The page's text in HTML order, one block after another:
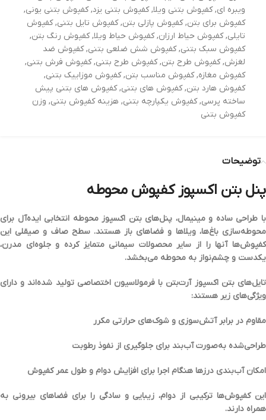
ویبره ای, کفپوش بتنی ویلا, کفپوش بتنی یزد, کفپوش بتنی یونی,
کفپوش برای بتن, کفپوش پازلی بتن, کفپوش تایل بتنی, کفپوش
تایلی, کفپوش حیاط ارزان, کفپوش حیاط ویلا, کفپوش رنگ بتن,
کفپوش سبک بتنی, کفپوش شش ضلعی بتنی, کفپوش ضد
لغزش, کفپوش طرح بتن, کفپوش طرح بتنی, کفپوش فرش بتنی,
کفپوش مغازه, کفپوش مناسب بتن, کفپوش موزاییک بتنی,
کفپوش هارد بتن, کفپوش های بتنی, کفپوش های بتنی پیش
ساخته پرسی, کفپوش یکپارچه بتنی, هزینه کفپوش بتنی, وزن
کفپوش بتنی
توضیحات
پنل بتن اکسپوز کفپوش محوطه
با طراحی ساده و مینیمال، پنل‌های بتن اکسپوز محوطه انتخابی ایده‌آل برای
محوطه‌سازی باغ‌ها، ویلاها و فضاهای بازهستند. سطح صاف و صیقلی این
کفپوش‌ها آنها را از سایر محصولات سیمانی متمایز کرده و جلوه‌ای مدرن،
یکدست و چشم‌نواز به محوطه می‌بخشد.
تایل‌های بتن اکسپوز آرت‌بتن با فرمولاسیون اختصاصی تولید شده‌اند و دارای
ویژگی‌های زیر هستند:
مقاوم در برابرآتش‌سوزی و شوک‌های حرارتی مکرر
طراحی‌شده به‌صورتآب‌بند برای جلوگیری از نفوذ رطوبت
امکانآب‌بندی درزها هنگام اجرا برای افزایش دوام و طول عمر کفپوش
این کفپوش‌ها ترکیبی از دوام، زیبایی و سادگی را برای فضاهای بیرونی به
همراه دارند.